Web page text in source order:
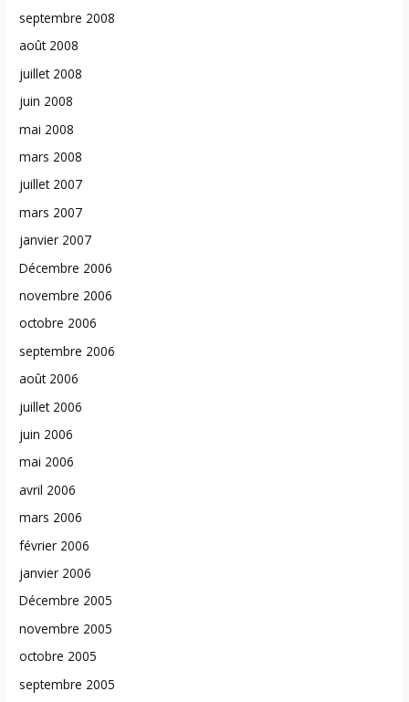
septembre 2008
août 2008
juillet 2008
juin 2008
mai 2008
mars 2008
juillet 2007
mars 2007
janvier 2007
Décembre 2006
novembre 2006
octobre 2006
septembre 2006
août 2006
juillet 2006
juin 2006
mai 2006
avril 2006
mars 2006
février 2006
janvier 2006
Décembre 2005
novembre 2005
octobre 2005
septembre 2005